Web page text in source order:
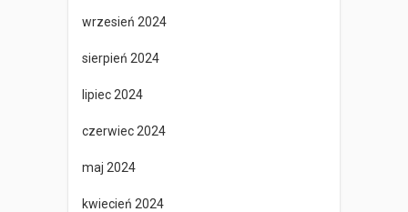
wrzesień 2024
sierpień 2024
lipiec 2024
czerwiec 2024
maj 2024
kwiecień 2024